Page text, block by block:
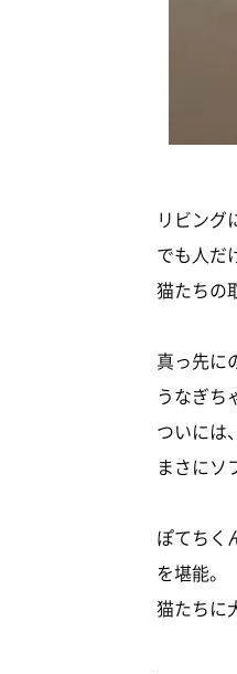
リビング
でも人だ
猫たちの
真っ先に
うなぎち
ついには
まさにソ
ぽてちく
を堪能。
猫たちに